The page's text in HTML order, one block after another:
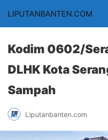
LIPUTANBANTEN.COM
Kodim 0602/
DLHK Kota
Sampah
Liputanbanten.com